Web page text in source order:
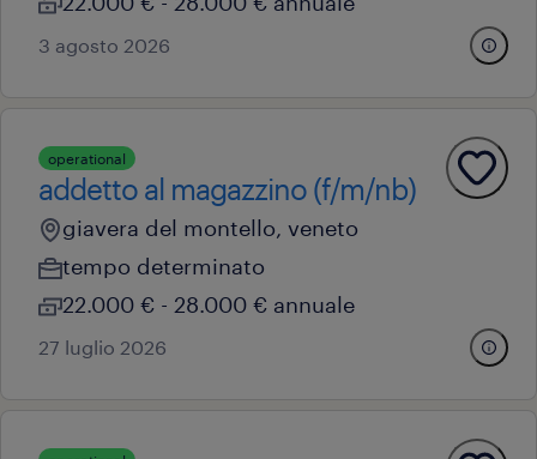
3 agosto 2026
operational
addetto al magazzino (f/m/nb)
giavera del montello, veneto
tempo determinato
22.000 € - 28.000 € annuale
27 luglio 2026